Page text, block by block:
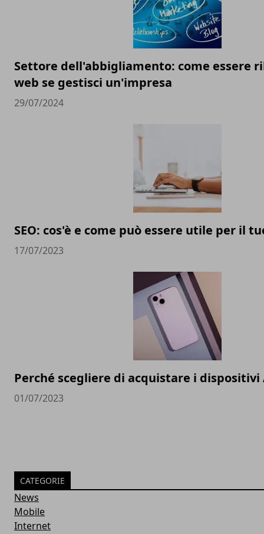
Settore dell'abbigliamento: come essere
web se gestisci un'impresa
29/07/2024
SEO: cos'è e come può essere utile per il
17/07/2023
Perché scegliere di acquistare i dispositivi
01/07/2023
CATEGORIE
News
Mobile
Internet